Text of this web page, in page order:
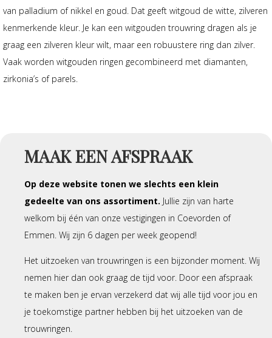
van palladium of nikkel en goud. Dat geeft witgoud de witte, zilveren
kenmerkende kleur. Je kan een witgouden trouwring dragen als je
graag een zilveren kleur wilt, maar een robuustere ring dan zilver.
Vaak worden witgouden ringen gecombineerd met diamanten,
zirkonia’s of parels.
MAAK EEN AFSPRAAK
Op deze website tonen we slechts een klein
gedeelte van ons assortiment. Jullie zijn van harte
welkom bij één van onze vestigingen in Coevorden of
Emmen. Wij zijn 6 dagen per week geopend!
Het uitzoeken van trouwringen is een bijzonder moment. Wij
nemen hier dan ook graag de tijd voor. Door een afspraak
te maken ben je ervan verzekerd dat wij alle tijd voor jou en
je toekomstige partner hebben bij het uitzoeken van de
trouwringen.